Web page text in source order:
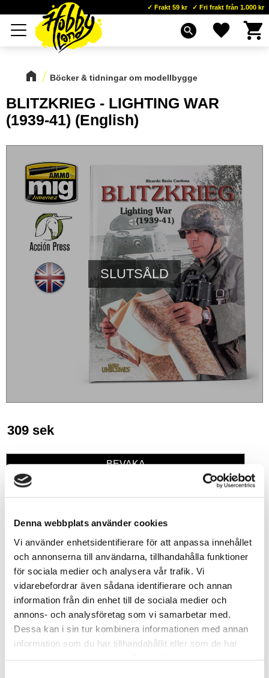
Denna webbplats använder cookies
Vi använder enhetsidentifierare för att anpassa innehållet
och annonserna till användarna, tillhandahålla funktioner
för sociala medier och analysera vår trafik. Vi
vidarebefordrar även sådana identifierare och annan
information från din enhet till de sociala medier och
annons- och analysföretag som vi samarbetar med.
Dessa kan i sin tur kombinera informationen med annan
information som du har tillhandahållit eller som de har
Meny
Frakt 59 kr Fri frakt från 1.000 kr
search Favoriter
Böcker & tidningar om modellbygge
BLITZKRIEG - LIGHTING WAR
(1939-41) (English)
SLUTSÅLD
309 sek
BEVAKA
Lagerstatus
Slutsåld
Omdömen
Produktens betyg Baserat på 0 betyg.